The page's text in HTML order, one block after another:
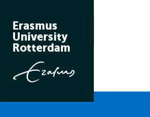
Nederlands huidige taal
Zoeken
Erasmus
University
Rotterdam